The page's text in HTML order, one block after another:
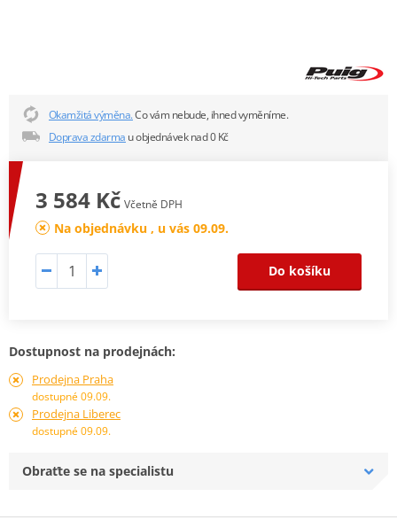
Okamžitá výměna.Co vám nebude, ihned vyměníme.
Doprava zdarma u objednávek nad 0 Kč
3 584 Kč Včetně DPH
Na objednávku , u vás 09.09.
Do košíku
Dostupnost na prodejnách:
Prodejna Praha
dostupné 09.09.
Prodejna Liberec
dostupné 09.09.
Obraťte se na specialistu